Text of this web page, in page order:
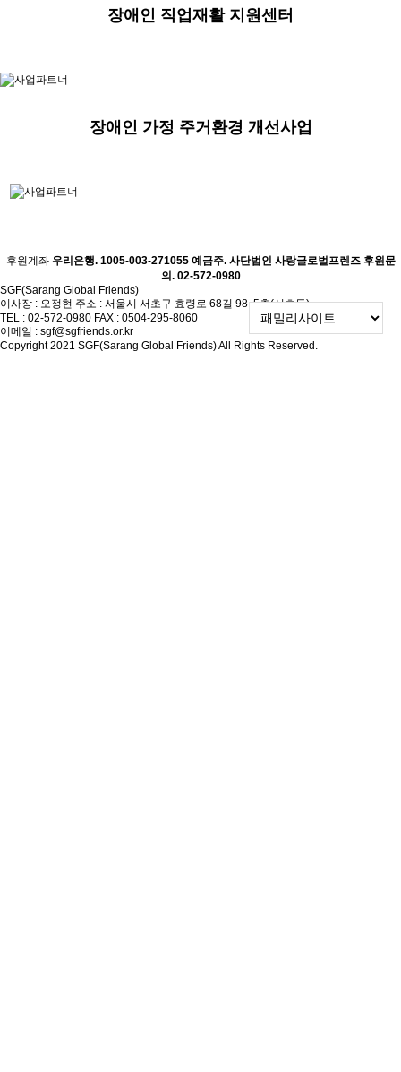
장애인 직업재활 지원센터
장애인 가정 주거환경 개선사업
후원계좌 우리은행. 1005-003-271055 예금주. 사단법인 사랑글로벌프렌즈 후원문
의. 02-572-0980
SGF(Sarang Global Friends)
이사장 : 오정현 주소 : 서울시 서초구 효령로 68길 98, 5층(서초동)
TEL : 02-572-0980 FAX : 0504-295-8060
이메일 : sgf@sgfriends.or.kr
Copyright 2021 SGF(Sarang Global Friends) All Rights Reserved.